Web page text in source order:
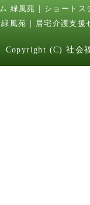
緑風苑
ショートス
風苑
居宅介護支援
Copyright (C) 社会